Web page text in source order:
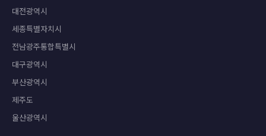
대전광역시
세종특별자치시
전남광주통합특별시
대구광역시
부산광역시
제주도
울산광역시